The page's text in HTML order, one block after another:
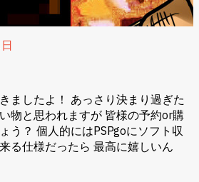
ましたよ！ あっさり決まり過ぎた
物と思われますが 皆様の予約or購
う？ 個人的にはPSPgoにソフト収
る仕様だったら 最高に嬉しいん